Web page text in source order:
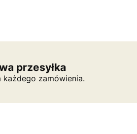
przesyłka
każdego zamówienia.